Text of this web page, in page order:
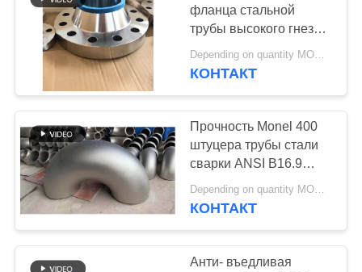
КАРТА
САЙТА
PRIVACY
POLICY
фланца стальной
трубы высокого гнезда
давления сваривая
N08820 10" PN64
КОНТАКТ
Прочность Monel 400
штуцера трубы стали
сварки ANSI B16.9
SCH10 хорошая
механическая
Depending on quantity MOQ:10
КОНТАКТ
Анти- въедливая